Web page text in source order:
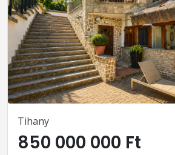
Tihany
850 000 000 Ft